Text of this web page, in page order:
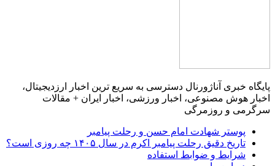
پایگاه خبری آناژورنال دسترسی به سریع ترین اخبار ارزدیجیتال،
اخبار هوش مصنوعی، اخبار ورزشی، اخبار ایران + مقالات
سرگرمی و روزمرگی
پوستر شهادت امام حسن و رحلت پیامبر
تاریخ دقیق رحلت پیامبر اکرم در سال ۱۴۰۵ چه روزی است؟
شرایط و ضوابط استفاده